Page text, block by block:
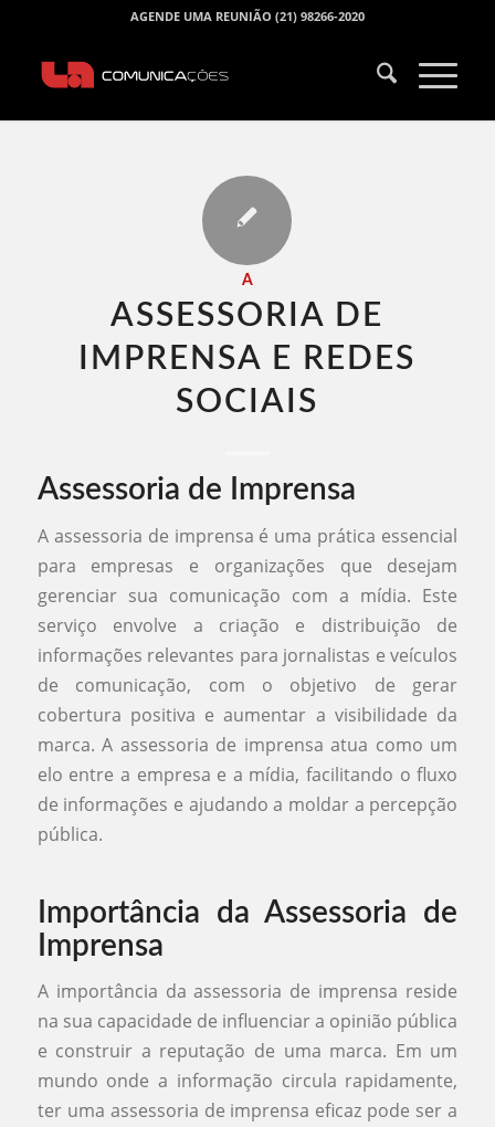
AGENDE UMA REUNIÃO (21) 98266-2020
A
ASSESSORIA DE
IMPRENSA E REDES
SOCIAIS​
Assessoria de Imprensa
A assessoria de imprensa é uma prática essencial
para empresas e organizações que desejam
gerenciar sua comunicação com a mídia. Este
serviço envolve a criação e distribuição de
informações relevantes para jornalistas e veículos
de comunicação, com o objetivo de gerar
cobertura positiva e aumentar a visibilidade da
marca. A assessoria de imprensa atua como um
elo entre a empresa e a mídia, facilitando o fluxo
de informações e ajudando a moldar a percepção
pública.
Importância da Assessoria de
Imprensa
A importância da assessoria de imprensa reside
na sua capacidade de influenciar a opinião pública
e construir a reputação de uma marca. Em um
mundo onde a informação circula rapidamente,
ter uma assessoria de imprensa eficaz pode ser a